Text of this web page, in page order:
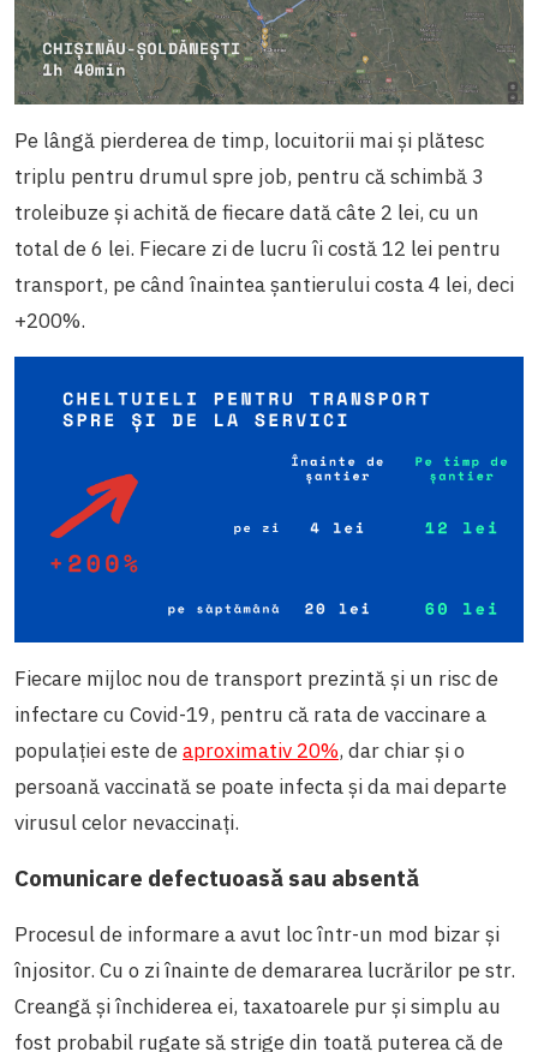
Pe lângă pierderea de timp, locuitorii mai și plătesc
triplu pentru drumul spre job, pentru că schimbă 3
troleibuze și achită de fiecare dată câte 2 lei, cu un
total de 6 lei. Fiecare zi de lucru îi costă 12 lei pentru
transport, pe când înaintea șantierului costa 4 lei, deci
+200%.
Fiecare mijloc nou de transport prezintă și un risc de
infectare cu Covid-19, pentru că rata de vaccinare a
populației este deaproximativ 20%, dar chiar și o
persoană vaccinată se poate infecta și da mai departe
virusul celor nevaccinați.
Comunicare defectuoasă sau absentă
Procesul de informare a avut loc într-un mod bizar și
înjositor. Cu o zi înainte de demararea lucrărilor pe str.
Creangă și închiderea ei, taxatoarele pur și simplu au
fost probabil rugate să strige din toată puterea că de